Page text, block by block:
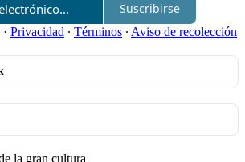
Suscribirse
· Privacidad ∙ Términos ∙ Aviso de recolección
la gran cultura